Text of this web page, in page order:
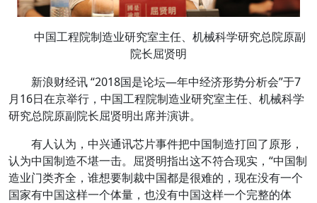
中国工程院制造业研究室主任、机械科学研究总院原副
院长屈贤明
新浪财经讯 “2018国是论坛—年中经济形势分析会”于7
月16日在京举行，中国工程院制造业研究室主任、机械科学
研究总院原副院长屈贤明出席并演讲。
有人认为，中兴通讯芯片事件把中国制造打回了原形，
认为中国制造不堪一击。屈贤明指出这不符合现实，“中国制
造业门类齐全，谁想要制裁中国都是很难的，现在没有一个
国家有中国这样一个体量，也没有中国这样一个完整的体